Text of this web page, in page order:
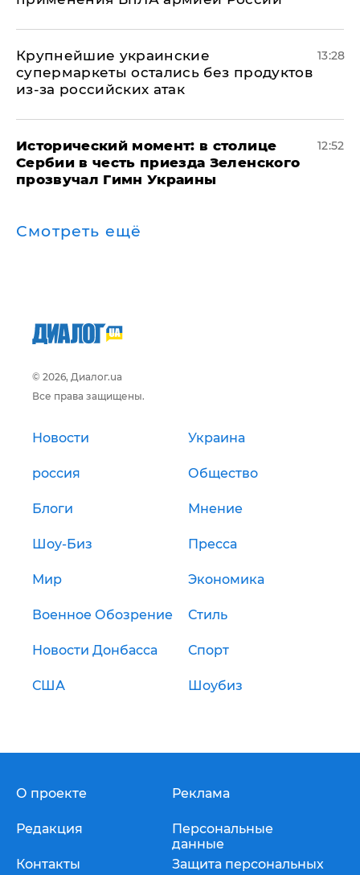
Крупнейшие украинские
супермаркеты остались без продуктов
из-за российских атак
13:28
Исторический момент: в столице
Сербии в честь приезда Зеленского
прозвучал Гимн Украины
12:52
Смотреть ещё
© 2026, Диалог.ua
Все права защищены.
Новости Украина
россия Общество
Блоги Мнение
Шоу-Биз Пресса
Мир Экономика
Военное Обозрение Стиль
Новости Донбасса Спорт
США Шоубиз
О проекте
Редакция
Контакты
Реклама
Персональные
данные
Защита персональных